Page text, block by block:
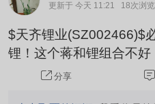
更新于 今天 11:21 18次浏览
$天齐锂业(SZ002466)$
锂！这个蒋和锂组合不好
分享